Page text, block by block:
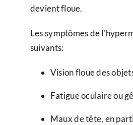
devient floue.
Les symptômes de
suivants:
Vision floue des
Fatigue oculaire ou
Maux de tête, en